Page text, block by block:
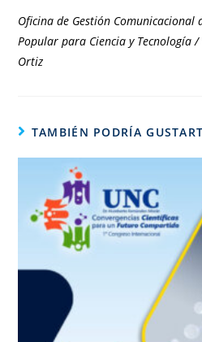
Oficina de Gestión
Popular para Ciencia y Tecnología
Ortiz
TAMBIÉN PODRÍA